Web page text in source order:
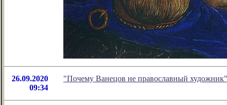
26.09.2020
09:34
"Почему Ванецов не православный